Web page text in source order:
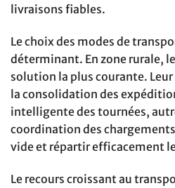
livraisons fiables.
Le choix des modes de
déterminant. En zone rurale,
solution la plus courante.
la consolidation des
intelligente des tournées,
coordination des
vide et répartir efficacement
Le recours croissant au